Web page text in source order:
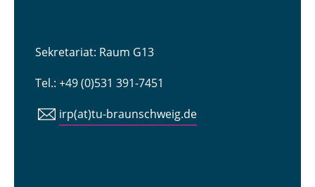
Sekretariat: Raum G13
Tel.: +49 (0)531 391-7451
irp(at)tu-braunschweig.de